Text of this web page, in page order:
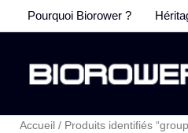
au
Pourquoi Biorower ?
Accueil / Produits identifiés